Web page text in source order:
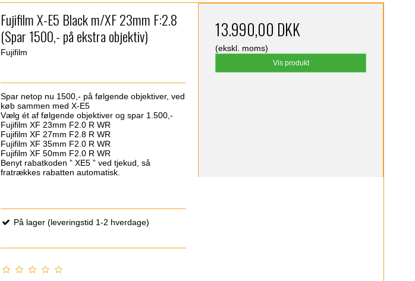
Fujifilm X-E5 Black m/XF 23mm F:2.8
(Spar 1500,- på ekstra objektiv)
Fujifilm
Spar netop nu 1500,- på følgende objektiver, ved
køb sammen med X-E5
Vælg ét af følgende objektiver og spar 1.500,-
Fujifilm XF 23mm F2.0 R WR
Fujifilm XF 27mm F2.8 R WR
Fujifilm XF 35mm F2.0 R WR
Fujifilm XF 50mm F2.0 R WR
Benyt rabatkoden ” XE5 ” ved tjekud, så
fratrækkes rabatten automatisk.
På lager (leveringstid 1-2 hverdage)
13.990,00 DKK
(ekskl. moms)
Vis produkt